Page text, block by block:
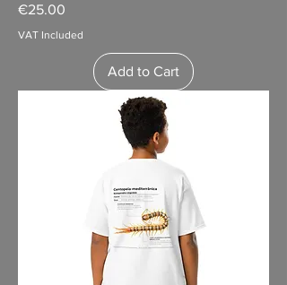
Price
€25.00
VAT Included
Add to Cart